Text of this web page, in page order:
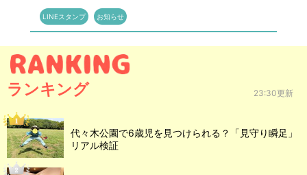
LINEスタンプ お知らせ
ランキング 23:30更新
代々木公園で6歳児を見つけられる？「見守り瞬足」
リアル検証